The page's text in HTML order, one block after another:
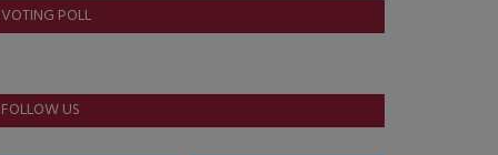
VOTING POLL
FOLLOW US